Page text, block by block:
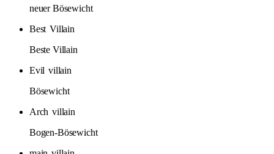
neuer Bösewicht
Best Villain
Beste Villain
Evil villain
Bösewicht
Arch villain
Bogen-Bösewicht